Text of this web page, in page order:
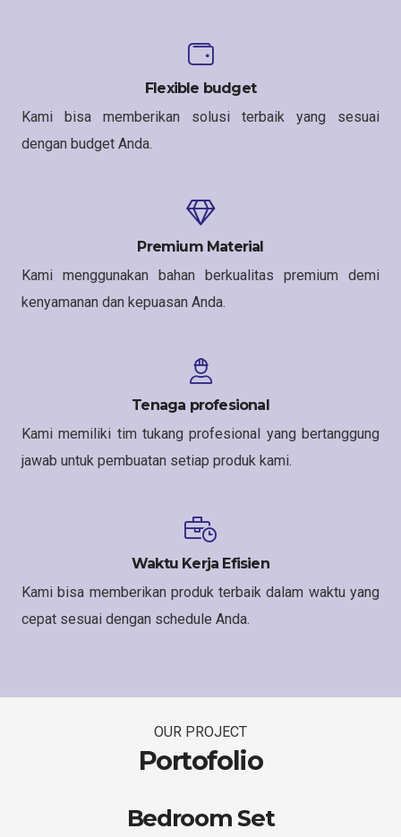
Flexible budget
Kami bisa memberikan solusi terbaik yang sesuai
dengan budget Anda.
Premium Material
Kami menggunakan bahan berkualitas premium demi
kenyamanan dan kepuasan Anda.
Tenaga profesional
Kami memiliki tim tukang profesional yang bertanggung
jawab untuk pembuatan setiap produk kami.
Waktu Kerja Efisien
Kami bisa memberikan produk terbaik dalam waktu yang
cepat sesuai dengan schedule Anda.
OUR PROJECT
Portofolio
Bedroom Set